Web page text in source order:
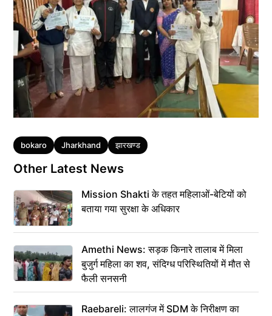
Tags
bokaro Jharkhand झारखण्ड
Other Latest News
Mission Shakti के तहत महिलाओं-बेटियों को
बताया गया सुरक्षा के अधिकार
Amethi News: सड़क किनारे तालाब में मिला
बुजुर्ग महिला का शव, संदिग्ध परिस्थितियों में मौत से
फैली सनसनी
Raebareli: लालगंज में SDM के निरीक्षण का